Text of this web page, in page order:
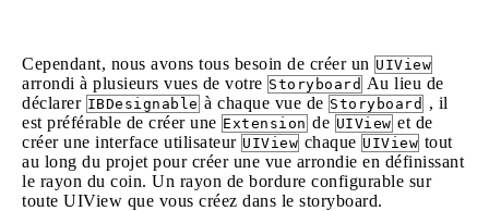
Cependant, nous avons tous besoin de créer un UIView
arrondi à plusieurs vues de votre Storyboard Au lieu de
déclarer IBDesignable à chaque vue de Storyboard , il
est préférable de créer une Extension de UIView et de
créer une interface utilisateur UIView chaque UIView tout
au long du projet pour créer une vue arrondie en définissant
le rayon du coin. Un rayon de bordure configurable sur
toute UIView que vous créez dans le storyboard.